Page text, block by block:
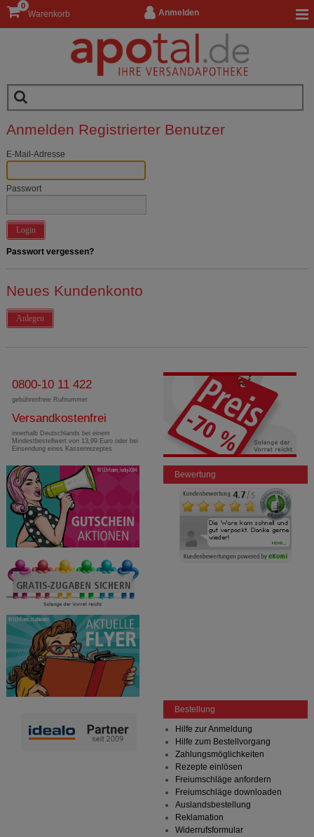
Anmelden
Warenkorb
0
Anmelden Registrierter Benutzer
E-Mail-Adresse
Passwort
Login
Passwort vergessen?
Neues Kundenkonto
Anlegen
0800-10 11 422
gebührenfreie Rufnummer
Versandkostenfrei
innerhalb Deutschlands bei einem
Mindestbestellwert von 13,99 Euro oder bei
Einsendung eines Kassenrezeptes
Bewertung
Bestellung
Hilfe zur Anmeldung
Hilfe zum Bestellvorgang
Zahlungsmöglichkeiten
Rezepte einlösen
Freiumschläge anfordern
Freiumschläge downloaden
Auslandsbestellung
Reklamation
Widerrufsformular